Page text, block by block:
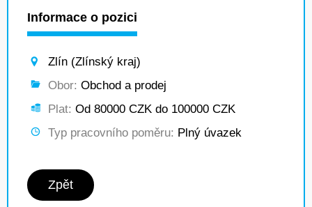
Informace o pozici
Zlín (Zlínský kraj)
Obor: Obchod a prodej
Plat: Od 80000 CZK do 100000 CZK
Typ pracovního poměru: Plný úvazek
Zpět